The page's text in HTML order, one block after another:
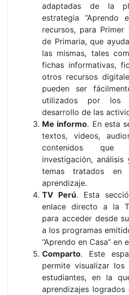
adaptadas de la
estrategia “Aprendo
recursos, para Primer
de Primaria, que
las mismas, tales
fichas informativas,
otros recursos
pueden ser
utilizados por los
desarrollo de las
Me informo. En esta
textos, videos,
contenidos que
investigación,
temas tratados
aprendizaje.
TV Perú. Esta
enlace directo a la
para acceder desde
a los programas
“Aprendo en Casa” en
Comparto. Este
permite visualizar
estudiantes, en la
aprendizajes